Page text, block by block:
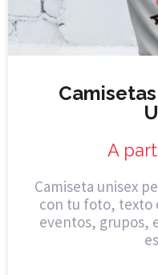
A
Camiseta unisex
con tu foto, texto
eventos, grupos,